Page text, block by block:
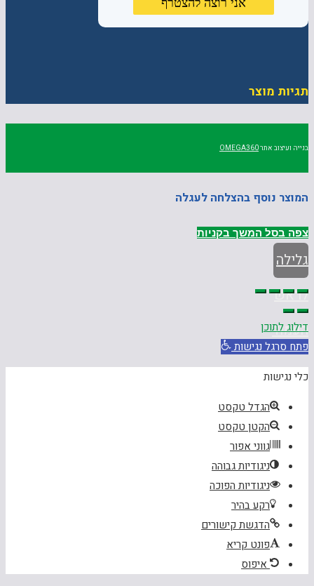
תגיות מוצר
בנייה ועיצוב אתרOMEGA360
המוצר נוסף בהצלחה לעגלה
צפה בסל המשך בקניות
גלילה
לראש
העמוד
דילוג לתוכן
פתח סרגל נגישות
כלי נגישות
הגדל טקסט
הקטן טקסט
גווני אפור
ניגודיות גבוהה
ניגודיות הפוכה
רקע בהיר
הדגשת קישורים
פונט קריא
איפוס